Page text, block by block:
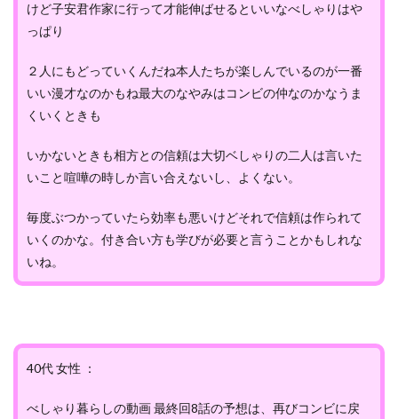
けど子安君作家に行って才能伸ばせるといいなべしゃりはや
っぱり
２人にもどっていくんだね本人たちが楽しんでいるのが一番
いい漫才なのかもね最大のなやみはコンビの仲なのかなうま
くいくときも
いかないときも相方との信頼は大切ベしゃりの二人は言いた
いこと喧嘩の時しか言い合えないし、よくない。
毎度ぶつかっていたら効率も悪いけどそれで信頼は作られて
いくのかな。付き合い方も学びが必要と言うことかもしれな
いね。
40代 女性 ：
べしゃり暮らしの動画 最終回8話の予想は、再びコンビに戻